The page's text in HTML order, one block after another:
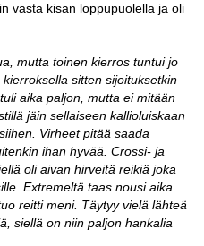
vasta kisan loppupuolella ja oli
mutta toinen kierros tuntui jo
sitten sijoituksetkin
aika paljon, mutta ei mitään
jäin sellaiseen kallioluiskaan
Virheet pitää saada
ihan hyvää. Crossi- ja
oli aivan hirveitä reikiä joka
Extremeltä taas nousi aika
reitti meni. Täytyy vielä lähteä
siellä on niin paljon hankalia